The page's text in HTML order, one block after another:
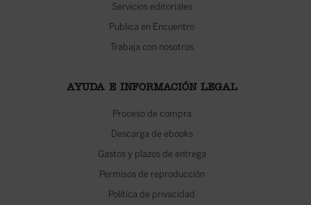
Servicios editoriales
Publica en Encuentro
Trabaja con nosotros
AYUDA E INFORMACIÓN LEGAL
Proceso de compra
Descarga de ebooks
Gastos y plazos de entrega
Permisos de reproducción
Política de privacidad